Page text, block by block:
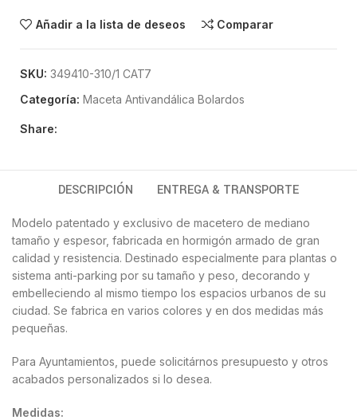
Añadir a la lista de deseos Comparar
SKU: 349410-310/1 CAT7
Categoría: Maceta Antivandálica Bolardos
Share:
DESCRIPCIÓN ENTREGA & TRANSPORTE
Modelo patentado y exclusivo de macetero de mediano
tamaño y espesor, fabricada en hormigón armado de gran
calidad y resistencia. Destinado especialmente para plantas o
sistema anti-parking por su tamaño y peso, decorando y
embelleciendo al mismo tiempo los espacios urbanos de su
ciudad. Se fabrica en varios colores y en dos medidas más
pequeñas.
Para Ayuntamientos, puede solicitárnos presupuesto y otros
acabados personalizados si lo desea.
Medidas: